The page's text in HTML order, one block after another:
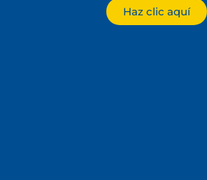
Haz clic aquí